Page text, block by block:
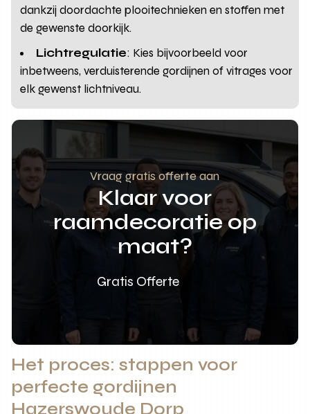
dankzij doordachte plooitechnieken en stoffen met
de gewenste doorkijk.
Lichtregulatie: Kies bijvoorbeeld voor
inbetweens, verduisterende gordijnen of vitrages voor
elk gewenst lichtniveau.
Vraag gratis offerte aan
Klaar voor
raamdecoratie op
maat?
Gratis Offerte
Het proces: stappen voor
perfecte gordijnen
Hazerswoude Dorp